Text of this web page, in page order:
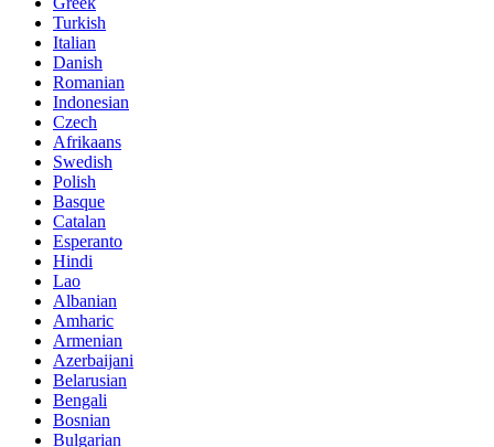
Turkish
Italian
Danish
Romanian
Indonesian
Czech
Afrikaans
Swedish
Polish
Basque
Catalan
Esperanto
Hindi
Lao
Albanian
Amharic
Armenian
Azerbaijani
Belarusian
Bengali
Bosnian
Bulgarian